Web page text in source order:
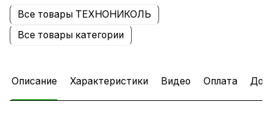
Все товары ТЕХНОНИКОЛЬ
Все товары категории
Описание Характеристики Видео Оплата